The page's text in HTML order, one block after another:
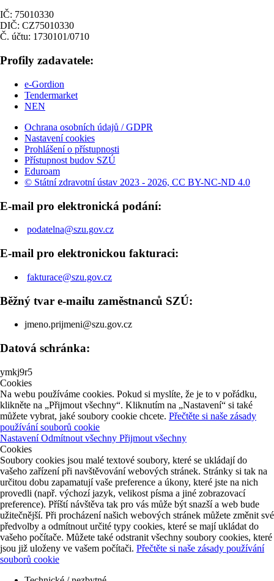
IČ: 75010330
DIČ: CZ75010330
Č. účtu: 1730101/0710
Profily zadavatele:
e-Gordion
Tendermarket
NEN
Ochrana osobních údajů / GDPR
Nastavení cookies
Prohlášení o přístupnosti
Přístupnost budov SZÚ
Eduroam
© Státní zdravotní ústav 2023 - 2026, CC BY-NC-ND 4.0
E-mail pro elektronická podání:
podatelna@szu.gov.cz
E-mail pro elektronickou fakturaci:
fakturace@szu.gov.cz
Běžný tvar e-mailu zaměstnanců SZÚ:
jmeno.prijmeni@szu.gov.cz
Datová schránka:
ymkj9r5
Cookies
Na webu používáme cookies. Pokud si myslíte, že je to v pořádku,
klikněte na „Přijmout všechny“. Kliknutím na „Nastavení“ si také
můžete vybrat, jaké soubory cookie chcete. Přečtěte si naše zásady
používání souborů cookie
NastaveníOdmítnout všechny Přijmout všechny
Cookies
Soubory cookies jsou malé textové soubory, které se ukládají do
vašeho zařízení při navštěvování webových stránek. Stránky si tak na
určitou dobu zapamatují vaše preference a úkony, které jste na nich
provedli (např. výchozí jazyk, velikost písma a jiné zobrazovací
preference). Příští návštěva tak pro vás může být snazší a web bude
užitečnější. Při procházení našich webových stránek můžete změnit své
předvolby a odmítnout určité typy cookies, které se mají ukládat do
vašeho počítače. Můžete také odstranit všechny soubory cookies, které
jsou již uloženy ve vašem počítači. Přečtěte si naše zásady používání
souborů cookie